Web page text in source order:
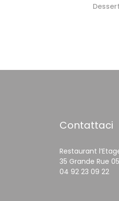
Contattaci
Restaurant
35 Grande Rue
04 92 23 09 22